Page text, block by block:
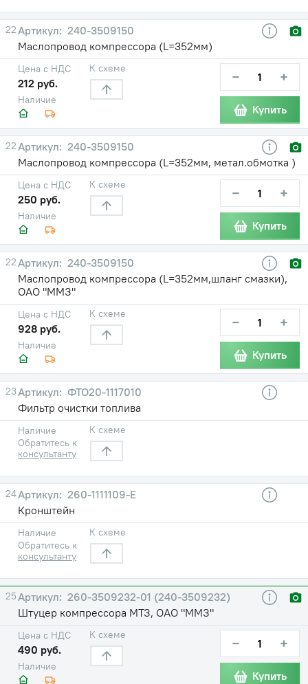
22
240-3509150
Маслопровод компрессора (L=352мм)
Наличие
Цена с НДС
212 руб.
К схеме − +
Купить
22
240-3509150
Маслопровод компрессора (L=352мм, метал.обмотка )
Наличие
Цена с НДС
250 руб.
К схеме − +
Купить
22
240-3509150
Маслопровод компрессора (L=352мм,шланг смазки),
ОАО "ММЗ"
Наличие
Цена с НДС
928 руб.
К схеме − +
Купить
23
ФТО20-1117010
Фильтр очистки топлива
Наличие
Обратитесь к
консультанту
К схеме
24
260-1111109-Е
Кронштейн
Наличие
Обратитесь к
консультанту
К схеме
25
260-3509232-01 (240-3509232)
Штуцер компрессора МТЗ, ОАО "ММЗ"
Наличие
Цена с НДС
490 руб.
К схеме − +
Купить